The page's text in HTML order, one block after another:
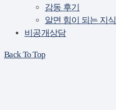
감동 후기
알면 힘이 되는 지식
비공개상담
Back To Top